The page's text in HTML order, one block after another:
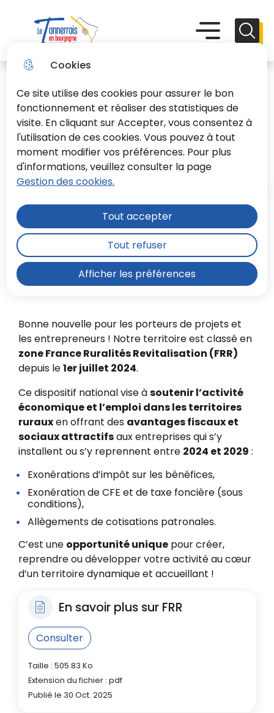
Cookies
Ce site utilise des cookies pour assurer le bon
fonctionnement et réaliser des statistiques de
visite. En cliquant sur Accepter, vous consentez à
l'utilisation de ces cookies. Vous pouvez à tout
moment modifier vos préférences. Pour plus
d'informations, veuillez consulter la page
Gestion des cookies.
Afficher les préférences
Tout accepter
Tout refuser
au
menu
Aller à la
recherche
principal
le plan du
Menu principal Menu
Aides aux entreprises
La Communauté de Communes
Le Tonnerrois en Bourgogne est en
zone France Ruralités
Revitalisation (FRR).
Bonne nouvelle pour les porteurs de projets et
les entrepreneurs ! Notre territoire est classé en
zone France Ruralités Revitalisation (FRR)
depuis le1er juillet 2024.
Ce dispositif national vise àsoutenir l’activité
économique et l’emploi dans les territoires
rurauxen offrant des avantages fiscaux et
sociaux attractifsaux entreprises qui s’y
installent ou s’y reprennent entre 2024 et 2029 :
Exonérations d’impôt sur les bénéfices,
Exonération de CFE et de taxe foncière (sous
conditions),
Allègements de cotisations patronales.
C’est une opportunité unique pour créer,
reprendre ou développer votre activité au cœur
d’un territoire dynamique et accueillant !
En savoir plus sur FRR
Consulter
Taille : 505.83 Ko
Extension du fichier : pdf
Publié le 30 Oct. 2025